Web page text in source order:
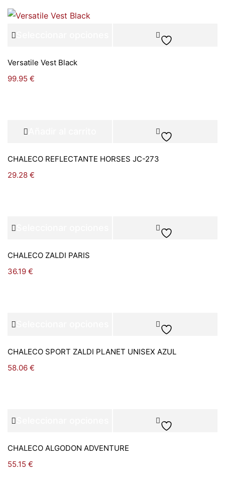
Versatile Vest Black
99.95 €
CHALECO REFLECTANTE HORSES JC-273
29.28 €
CHALECO ZALDI PARIS
36.19 €
CHALECO SPORT ZALDI PLANET UNISEX AZUL
58.06 €
CHALECO ALGODON ADVENTURE
55.15 €